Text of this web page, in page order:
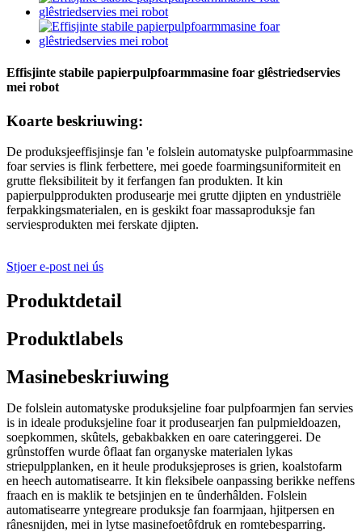
Effisjinte stabile papierpulpfoarmmasine foar glêstriedservies
mei robot
Koarte beskriuwing:
De produksjeeffisjinsje fan 'e folslein automatyske pulpfoarmmasine
foar servies is flink ferbettere, mei goede foarmingsuniformiteit en
grutte fleksibiliteit by it ferfangen fan produkten. It kin
papierpulpprodukten produsearje mei grutte djipten en yndustriële
ferpakkingsmaterialen, en is geskikt foar massaproduksje fan
serviesprodukten mei ferskate djipten.
Stjoer e-post nei ús
Produktdetail
Produktlabels
Masinebeskriuwing
De folslein automatyske produksjeline foar pulpfoarmjen fan servies
is in ideale produksjeline foar it produsearjen fan pulpmieldoazen,
soepkommen, skûtels, gebakbakken en oare cateringgerei. De
grûnstoffen wurde ôflaat fan organyske materialen lykas
striepulpplanken, en it heule produksjeproses is grien, koalstofarm
en heech automatisearre. It kin fleksibele oanpassing berikke neffens
fraach en is maklik te betsjinjen en te ûnderhâlden. Folslein
automatisearre yntegreare produksje fan foarmjaan, hjitpersen en
rânesnijden, mei in lytse masinefoetôfdruk en romtebesparring.